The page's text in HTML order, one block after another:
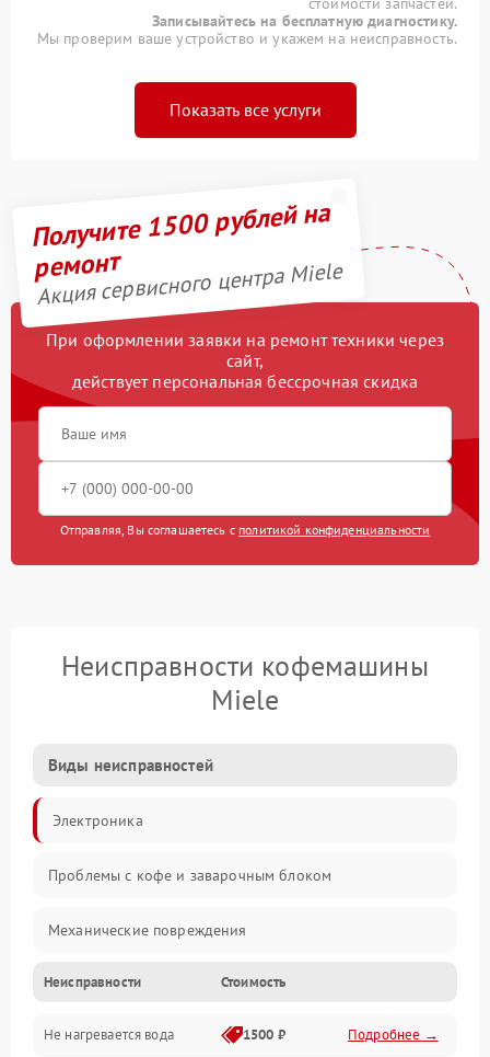
Записывайтесь на бесплатную диагностику.
Мы проверим ваше устройство и укажем на неисправность.
Показать все услуги
Получите 1500 рублей на
ремонт
Акция сервисного центра Miele
При оформлении заявки на ремонт техники через
сайт,
действует персональная бессрочная скидка
Отправляя, Вы соглашаетесь с политикой конфиденциальности
Неисправности кофемашины
Miele
Виды неисправностей
Электроника
Проблемы с кофе и заварочным блоком
Механические повреждения
Прочие неисправности
Включение и работа
Неисправности Стоимость
Не нагревается вода 1500 ₽ Подробнее →